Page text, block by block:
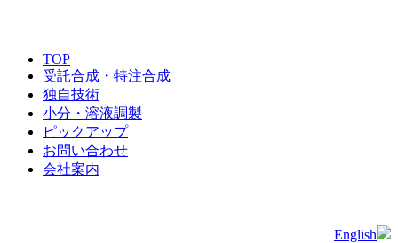
TOP
受託合成・特注合成
独自技術
小分・溶液調製
ピックアップ
お問い合わせ
会社案内
English